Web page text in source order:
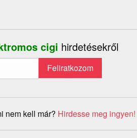
cigi hirdetésekről
nem kell már? Hirdesse meg ingyen!